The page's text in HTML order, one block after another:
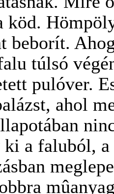
köd.
beborít.
túlsó
pulóver.
ahol
a faluból,